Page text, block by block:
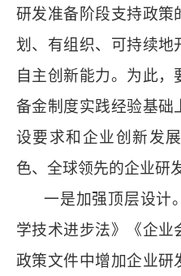
研发准备阶段支持政
划、有组织、可持续
自主创新能力。为此
备金制度实践经验基
设要求和企业创新发
色、全球领先的企业研
一是加强顶层设计
学技术进步法》《企
政策文件中增加企业